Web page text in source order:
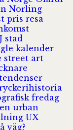
Norling
pris resa
stad
kalender
street art
tendenser
fredag
urban
UX
väg?